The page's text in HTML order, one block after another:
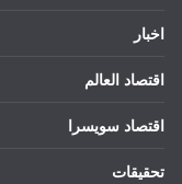
اخبار
اقتصاد العالم
اقتصاد سويسرا
تحقيقات